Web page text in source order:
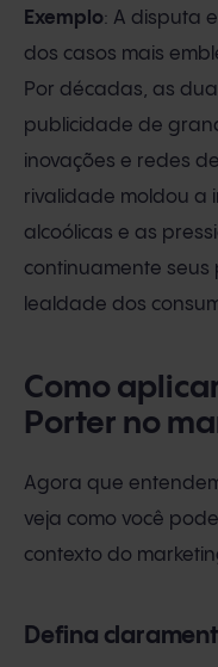
Exemplo: A disputa
dos casos mais
Por décadas, as
publicidade de
inovações e redes
rivalidade moldou a
alcoólicas e as
continuamente
lealdade dos
Como
Porter no
Agora que
veja como você
contexto do
Defina